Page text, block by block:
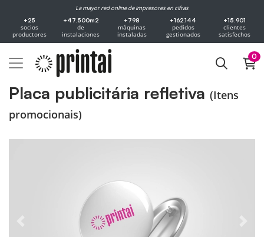
La mayor red online de impresores en cifras
+25
socios
productores
+47.500m2
de
instalaciones
+798
máquinas
instaladas
+162.144
pedidos
gestionados
+15.901
clientes
satisfechos
0
Placa publicitária refletiva (Itens
promocionais)